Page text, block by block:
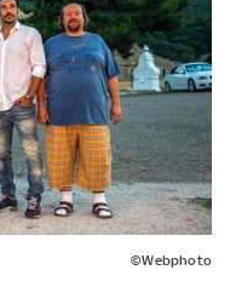
©Webphoto